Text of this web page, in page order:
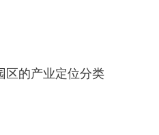
的产业定位分类